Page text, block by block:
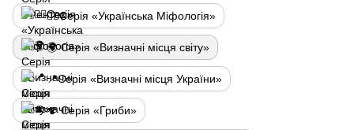
🧚‍♂️Серія «Українська Міфологія»
🌍 Серія «Визначні місця світу»
📍Серія «Визначні місця України»
🍄 Серія «Гриби»